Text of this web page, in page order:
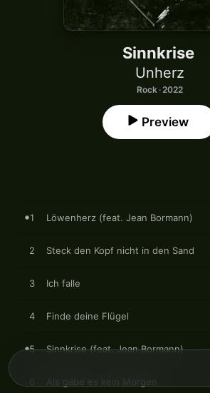
Sinnkrise
Unherz
Rock · 2022
Preview
1 Löwenherz (feat. Jean Bormann)
2 Steck den Kopf nicht in den Sand
3 Ich falle
4 Finde deine Flügel
5 Sinnkrise (feat. Jean Bormann)
6 Als gäbe es kein Morgen